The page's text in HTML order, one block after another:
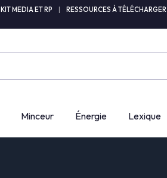
KIT MEDIA ET RP
RESSOURCES À TÉLÉCHARGER
Minceur Énergie Lexique